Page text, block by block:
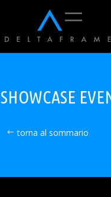
SHOWCASE
torna al sommario